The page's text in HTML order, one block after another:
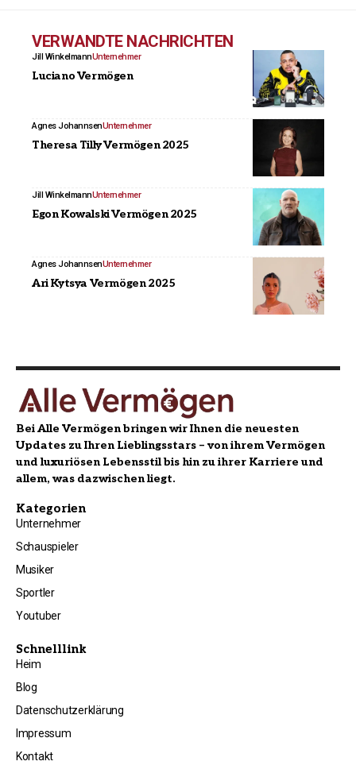
VERWANDTE NACHRICHTEN
Jill WinkelmannUnternehmer
Luciano Vermögen
Agnes JohannsenUnternehmer
Theresa Tilly Vermögen 2025
Jill WinkelmannUnternehmer
Egon Kowalski Vermögen 2025
Agnes JohannsenUnternehmer
Ari Kytsya Vermögen 2025
Bei Alle Vermögen bringen wir Ihnen die neuesten
Updates zu Ihren Lieblingsstars – von ihrem Vermögen
und luxuriösen Lebensstil bis hin zu ihrer Karriere und
allem, was dazwischen liegt.
Kategorien
Unternehmer
Schauspieler
Musiker
Sportler
Youtuber
Schnelllink
Heim
Blog
Datenschutzerklärung
Impressum
Kontakt